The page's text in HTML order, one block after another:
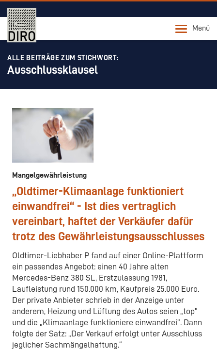
Menü
ALLE BEITRÄGE ZUM STICHWORT:
Ausschlussklausel
Mangelgewährleistung
„Oldtimer-Klimaanlage funktioniert
einwandfrei“ - Ist dies vertraglich
vereinbart, haftet der Verkäufer dafür
trotz des Gewährleistungsausschlusses
Oldtimer-Liebhaber P fand auf einer Online-Plattform
ein passendes Angebot: einen 40 Jahre alten
Mercedes-Benz 380 SL, Erstzulassung 1981,
Laufleistung rund 150.000 km, Kaufpreis 25.000 Euro.
Der private Anbieter schrieb in der Anzeige unter
anderem, Heizung und Lüftung des Autos seien „top“
und die „Klimaanlage funktioniere einwandfrei“. Dann
folgte der Satz: „Der Verkauf erfolgt unter Ausschluss
jeglicher Sachmängelhaftung.“